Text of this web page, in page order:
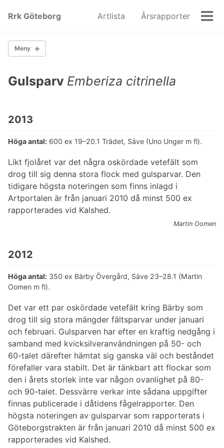
navigation
Rrk Göteborg Artlista Årsrapporter
Meny
Gäss
Vadare
Lommar
Hökfåglar
Hackspettar
Falkar
Kråkfåglar
Rörsångare
Lövsångare
Finkar
Hybrider
Obestämda
Gulsparv Emberiza citrinella
2013
Höga antal: 600 ex 19–20.1 Trädet, Säve (Uno Unger m fl).
Likt fjolåret var det några oskördade vetefält som
drog till sig denna stora flock med gulsparvar. Den
tidigare högsta noteringen som finns inlagd i
Artportalen är från januari 2010 då minst 500 ex
rapporterades vid Kalshed.
Martin Oomen
2012
Höga antal: 350 ex Bärby Övergård, Säve 23–28.1 (Martin
Oomen m fl).
Det var ett par oskördade vetefält kring Bärby som
drog till sig stora mängder fältsparvar under januari
och februari. Gulsparven har efter en kraftig nedgång i
samband med kvicksilveranvändningen på 50- och
60-talet därefter hämtat sig ganska väl och beståndet
förefaller vara stabilt. Det är tänkbart att flockar som
den i årets storlek inte var någon ovanlighet på 80-
och 90-talet. Dessvärre verkar inte sådana uppgifter
finnas publicerade i dåtidens fågelrapporter. Den
högsta noteringen av gulsparvar som rapporterats i
Göteborgstrakten är från januari 2010 då minst 500 ex
rapporterades vid Kalshed.